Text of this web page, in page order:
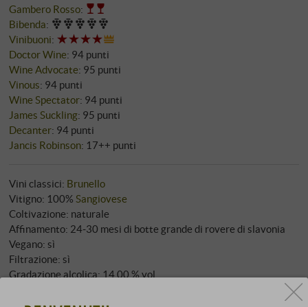
Gambero Rosso:
Bibenda:
Vinibuoni:
Doctor Wine: 94 punti
Wine Advocate: 95 punti
Vinous: 94 punti
Wine Spectator: 94 punti
James Suckling: 95 punti
Decanter: 94 punti
Jancis Robinson: 17++ punti
Vini classici: Brunello
Vitigno: 100%Sangiovese
Coltivazione: naturale
Affinamento: 24‑30 mesi di botte grande di rovere di slavonia
Vegano: sì
Filtrazione: sì
Gradazione alcolica: 14,00 % vol
Capacità invecchiamento: 2047+